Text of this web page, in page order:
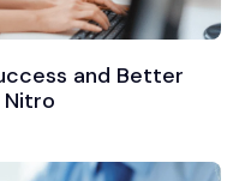
and Better